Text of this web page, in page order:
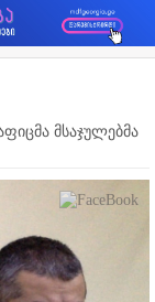
მსაჯულებმა